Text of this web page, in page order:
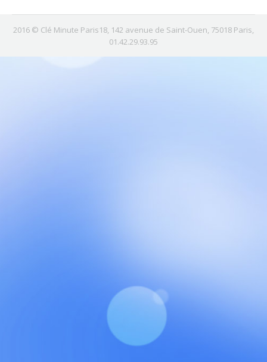
2016 © Clé Minute Paris18, 142 avenue de Saint-Ouen, 75018 Paris,
01.42.29.93.95